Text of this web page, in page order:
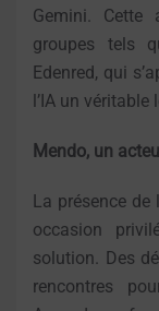
Gemini. Cette
groupes tels
Edenred, qui
l’IA un véritable
Mendo, un
La présence
occasion
solution. Des
rencontres